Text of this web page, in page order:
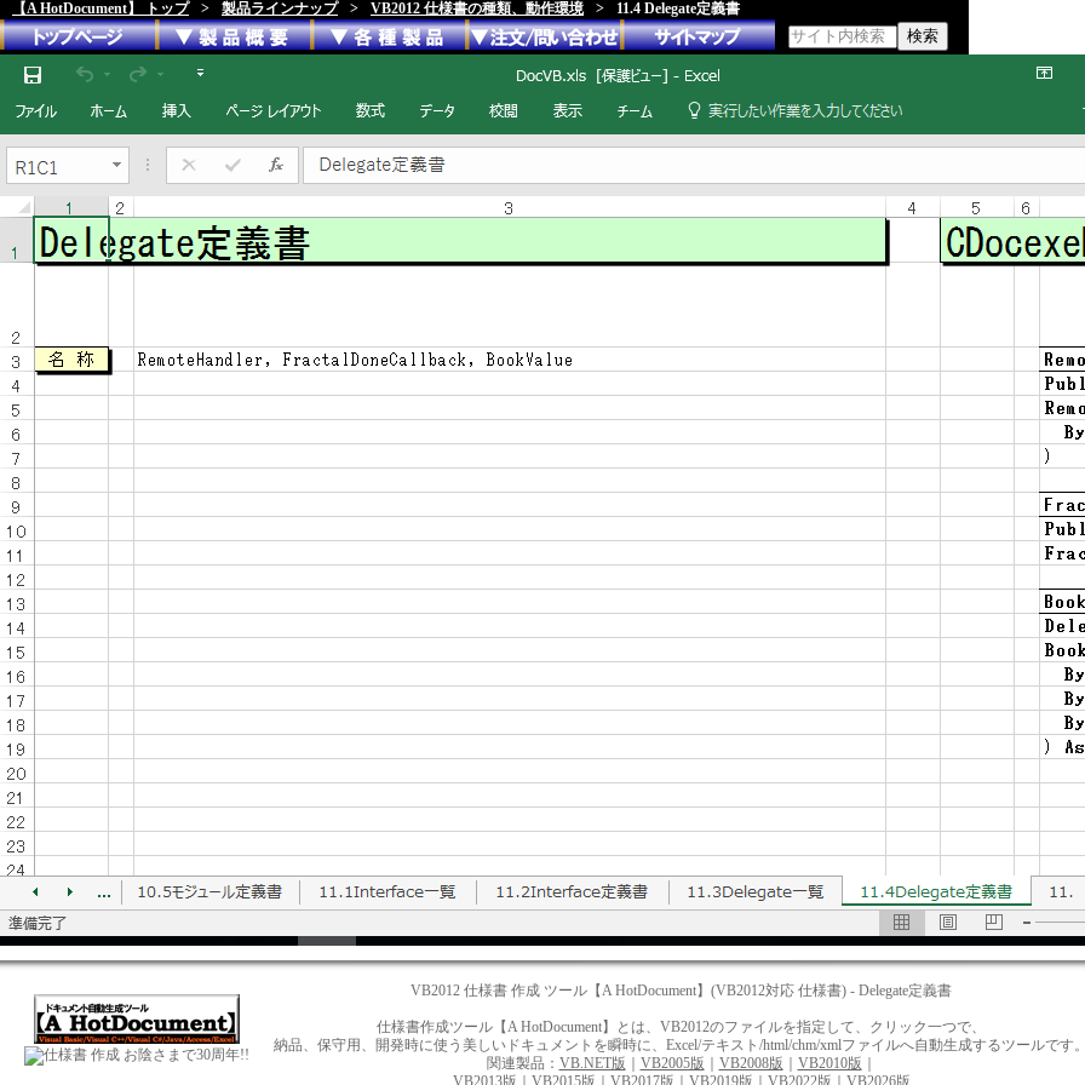
【A HotDocument】 トップ > 製品ラインナップ > VB2012 仕様書の種類、動作環境 > 11.4 Delegate定義書
お陰さまで30周年!!
VB2012 仕様書 作成 ツール【A HotDocument】(VB2012対応 仕様書) - Delegate定義書
仕様書作成ツール【A HotDocument】とは、VB2012のファイルを指定して、クリック一つで、
納品、保守用、開発時に使う美しいドキュメントを瞬時に、Excel/テキスト/html/chm/xmlファイルへ自動生成するツールです
関連製品： VB.NET版 VB2005版 VB2008版 VB2010版
VB2013版
VB2015版 VB2017版 VB2019版 VB2022版 VB2026版